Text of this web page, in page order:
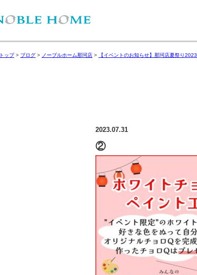
トップ> ブログ > ノーブルホーム那珂店 > 【イベントのお知らせ】那珂店夏祭り2023
2023.07.31
②